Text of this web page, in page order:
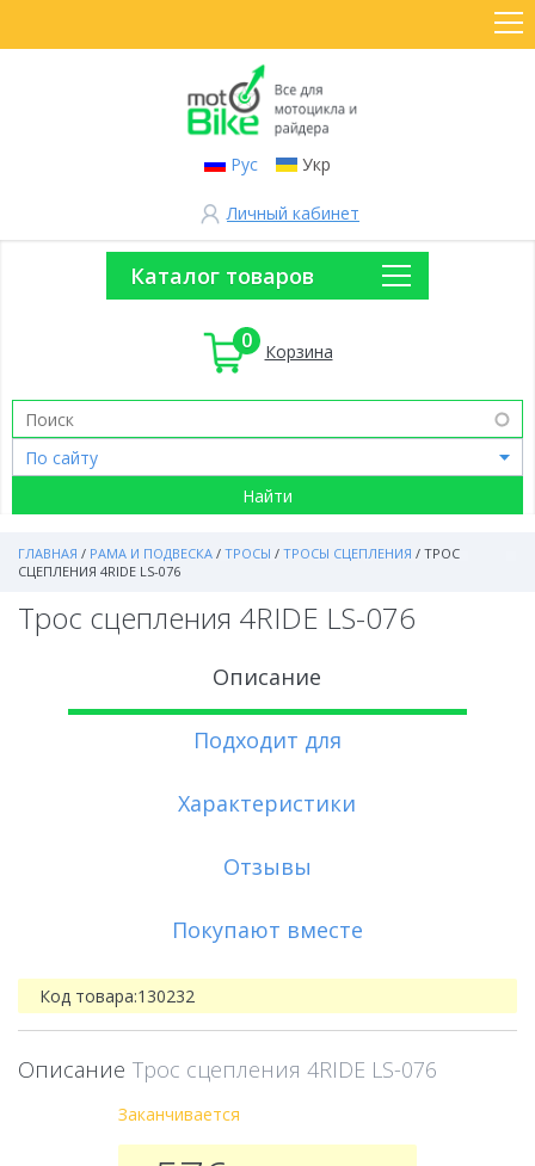
Рус Укр
Личный кабинет
Каталог товаров
0 Корзина
ГЛАВНАЯ / РАМА И ПОДВЕСКА / ТРОСЫ / ТРОСЫ СЦЕПЛЕНИЯ / ТРОС
СЦЕПЛЕНИЯ 4RIDE LS-076
Трос сцепления 4RIDE LS-076
Описание
Подходит для
Характеристики
Отзывы
Покупают вместе
Код товара:130232
Описание Трос сцепления 4RIDE LS-076
Заканчивается